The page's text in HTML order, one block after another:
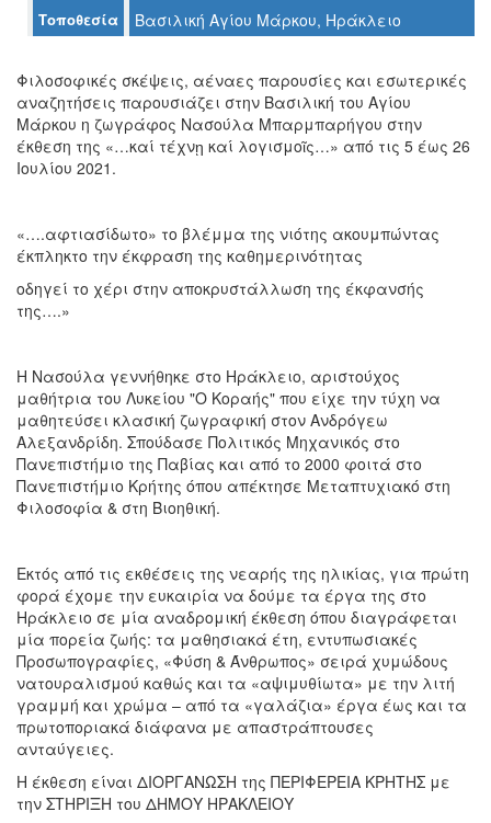
ΔΗΜΟΣ
ΠΟΛΙΤΙΣΜΟΣ
ΑΝΘΕΚΤΙΚΗ
ΠΟΛΗ
Τοποθεσία Βασιλική Αγίου Μάρκου, Ηράκλειο
Φιλοσοφικές σκέψεις, αέναες παρουσίες και εσωτερικές
αναζητήσεις παρουσιάζει στην Βασιλική του Αγίου
Μάρκου η ζωγράφος Νασούλα Μπαρμπαρήγου στην
έκθεση της «…καί τέχνῃ καί λογισμοῖς…» από τις 5 έως 26
Ιουλίου 2021.
«….αφτιασίδωτο» το βλέμμα της νιότης ακουμπώντας
έκπληκτο την έκφραση της καθημερινότητας
οδηγεί το χέρι στην αποκρυστάλλωση της έκφανσής
της….»
Η Νασούλα γεννήθηκε στο Ηράκλειο, αριστούχος
μαθήτρια του Λυκείου "Ο Κοραής" που είχε την τύχη να
μαθητεύσει κλασική ζωγραφική στον Ανδρόγεω
Αλεξανδρίδη. Σπούδασε Πολιτικός Μηχανικός στο
Πανεπιστήμιο της Παβίας και από το 2000 φοιτά στο
Πανεπιστήμιο Κρήτης όπου απέκτησε Μεταπτυχιακό στη
Φιλοσοφία & στη Βιοηθική.
Εκτός από τις εκθέσεις της νεαρής της ηλικίας, για πρώτη
φορά έχομε την ευκαιρία να δούμε τα έργα της στο
Ηράκλειο σε μία αναδρομική έκθεση όπου διαγράφεται
μία πορεία ζωής: τα μαθησιακά έτη, εντυπωσιακές
Προσωπογραφίες, «Φύση & Άνθρωπος» σειρά χυμώδους
νατουραλισμού καθώς και τα «αψιμυθίωτα» με την λιτή
γραμμή και χρώμα – από τα «γαλάζια» έργα έως και τα
πρωτοποριακά διάφανα με απαστράπτουσες
ανταύγειες.
Η έκθεση είναι ΔΙΟΡΓΑΝΩΣΗ της ΠΕΡΙΦΕΡΕΙΑ ΚΡΗΤΗΣ με
την ΣΤΗΡΙΞΗ του ΔΗΜΟΥ ΗΡΑΚΛΕΙΟΥ